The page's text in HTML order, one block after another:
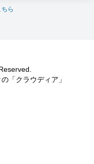
ら
「クラウディア」